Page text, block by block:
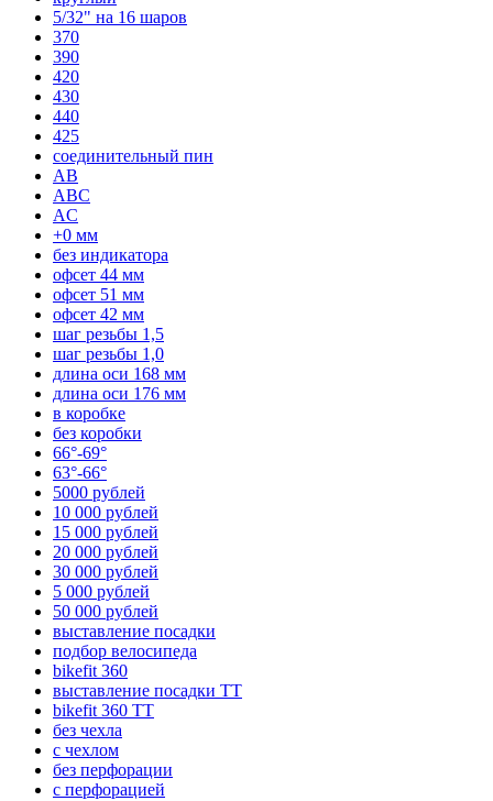
5/32" на 16 шаров
370
390
420
430
440
425
соединительный пин
AB
ABC
AC
+0 мм
без индикатора
офсет 44 мм
офсет 51 мм
офсет 42 мм
шаг резьбы 1,5
шаг резьбы 1,0
длина оси 168 мм
длина оси 176 мм
в коробке
без коробки
66°-69°
63°-66°
5000 рублей
10 000 рублей
15 000 рублей
20 000 рублей
30 000 рублей
5 000 рублей
50 000 рублей
выставление посадки
подбор велосипеда
bikefit 360
выставление посадки TT
bikefit 360 TT
без чехла
с чехлом
без перфорации
с перфорацией